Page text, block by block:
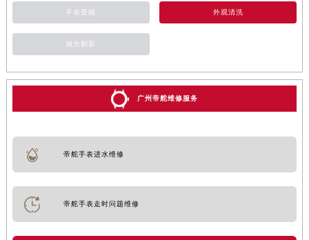
手表受磁 外观清洗
抛光翻新
广州帝舵维修服务
帝舵手表进水维修
帝舵手表走时问题维修
